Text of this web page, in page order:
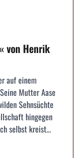
von Henrik
auf einem
Mutter Aase
Sehnsüchte
hingegen
selbst kreist...